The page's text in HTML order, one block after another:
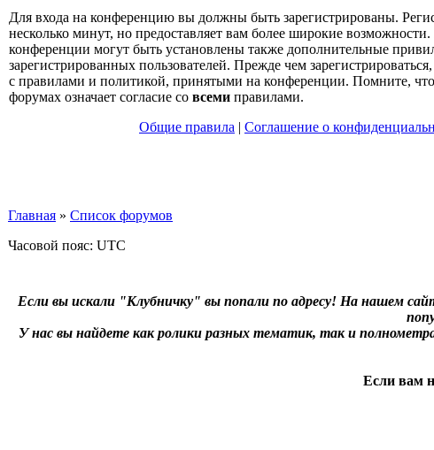
Для входа на конференцию вы должны быть зарегистрированы.
несколько минут, но предоставляет вам более широкие
конференции могут быть установлены также дополнительные
зарегистрированных пользователей. Прежде чем
с правилами и политикой, принятыми на конференции. Помните,
форумах означает согласие со всеми правилами.
Общие правила | Соглашение о
Главная » Список форумов
Часовой пояс: UTC
Если вы искали "Клубничку" вы попали по адресу! На нашем
У нас вы найдете как ролики разных тематик, так и
Если вам